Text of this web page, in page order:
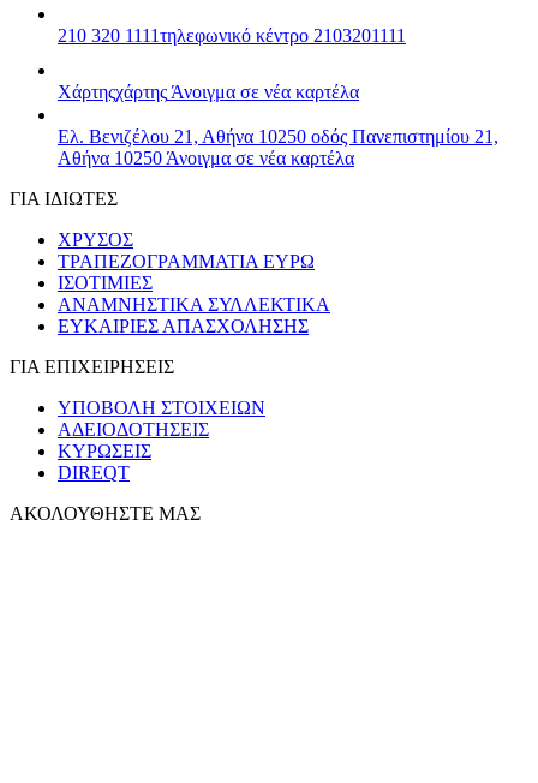
210 320 1111τηλεφωνικό κέντρο 2103201111
Χάρτηςχάρτης Άνοιγμα σε νέα καρτέλα
Ελ. Βενιζέλου 21, Αθήνα 10250 οδός Πανεπιστημίου 21,
Αθήνα 10250 Άνοιγμα σε νέα καρτέλα
ΓΙΑ ΙΔΙΩΤΕΣ
ΧΡΥΣΟΣ
ΤΡΑΠΕΖΟΓΡΑΜΜΑΤΙΑ ΕΥΡΩ
ΙΣΟΤΙΜΙΕΣ
ΑΝΑΜΝΗΣΤΙΚΑ ΣΥΛΛΕΚΤΙΚΑ
ΕΥΚΑΙΡΙΕΣ ΑΠΑΣΧΟΛΗΣΗΣ
ΓΙΑ ΕΠΙΧΕΙΡΗΣΕΙΣ
ΥΠΟΒΟΛΗ ΣΤΟΙΧΕΙΩΝ
ΑΔΕΙΟΔΟΤΗΣΕΙΣ
ΚΥΡΩΣΕΙΣ
DIREQT
ΑΚΟΛΟΥΘΗΣΤΕ ΜΑΣ